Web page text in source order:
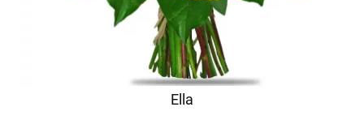
Ella